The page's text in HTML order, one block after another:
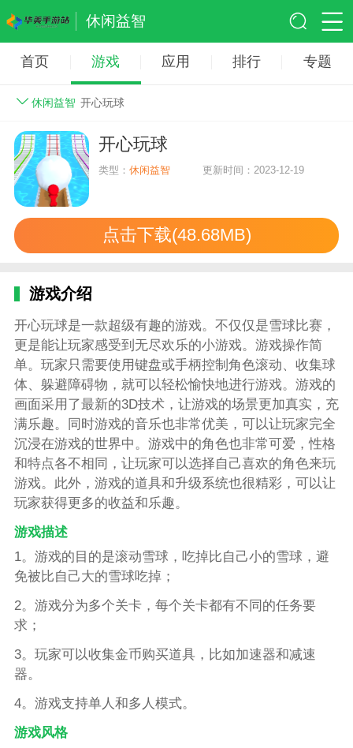
休闲益智
首页 游戏 应用 排行 专题
休闲益智 开心玩球
开心玩球
类型：休闲益智 更新时间：2023-12-19
点击下载(48.68MB)
游戏介绍
开心玩球是一款超级有趣的游戏。不仅仅是雪球比赛，
更是能让玩家感受到无尽欢乐的小游戏。游戏操作简
单。玩家只需要使用键盘或手柄控制角色滚动、收集球
体、躲避障碍物，就可以轻松愉快地进行游戏。游戏的
画面采用了最新的3D技术，让游戏的场景更加真实，充
满乐趣。同时游戏的音乐也非常优美，可以让玩家完全
沉浸在游戏的世界中。游戏中的角色也非常可爱，性格
和特点各不相同，让玩家可以选择自己喜欢的角色来玩
游戏。此外，游戏的道具和升级系统也很精彩，可以让
玩家获得更多的收益和乐趣。
游戏描述
1。游戏的目的是滚动雪球，吃掉比自己小的雪球，避
免被比自己大的雪球吃掉；
2。游戏分为多个关卡，每个关卡都有不同的任务要
求；
3。玩家可以收集金币购买道具，比如加速器和减速
器。
4。游戏支持单人和多人模式。
游戏风格